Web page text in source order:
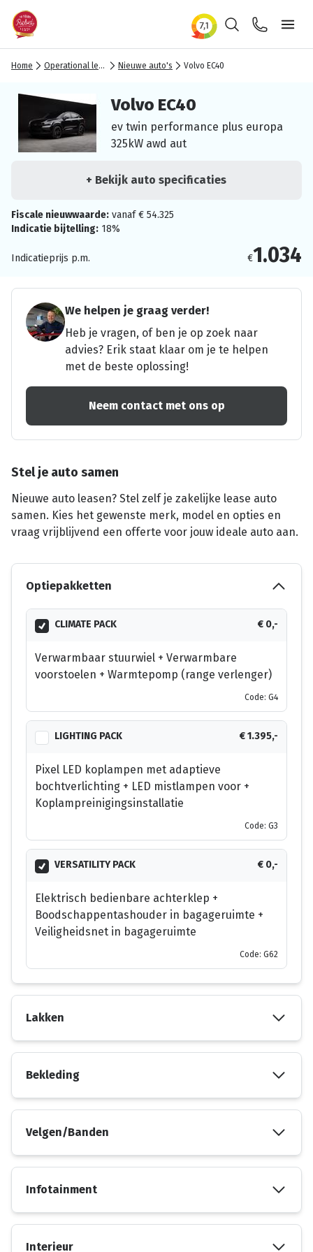
ZoekenContact
Home Operational lease Nieuwe auto's Volvo EC40
Volvo EC40
ev twin performance plus europa
325kW awd aut
+ Bekijk auto specificaties
Fiscale nieuwwaarde: vanaf € 54.325
Indicatie bijtelling: 18%
Indicatieprijs p.m. €1.034
We helpen je graag verder!
Heb je vragen, of ben je op zoek naar
advies? Erik staat klaar om je te helpen
met de beste oplossing!
Neem contact met ons op
Stel je auto samen
Nieuwe auto leasen? Stel zelf je zakelijke lease auto
samen. Kies het gewenste merk, model en opties en
vraag vrijblijvend een offerte voor jouw ideale auto aan.
Optiepakketten
CLIMATE PACK € 0,-
Verwarmbaar stuurwiel + Verwarmbare
voorstoelen + Warmtepomp (range verlenger)
Code: G4
LIGHTING PACK € 1.395,-
Pixel LED koplampen met adaptieve
bochtverlichting + LED mistlampen voor +
Koplampreinigingsinstallatie
Code: G3
VERSATILITY PACK € 0,-
Elektrisch bedienbare achterklep +
Boodschappentashouder in bagageruimte +
Veiligheidsnet in bagageruimte
Code: G62
Lakken
Bekleding
Velgen/Banden
Infotainment
Interieur